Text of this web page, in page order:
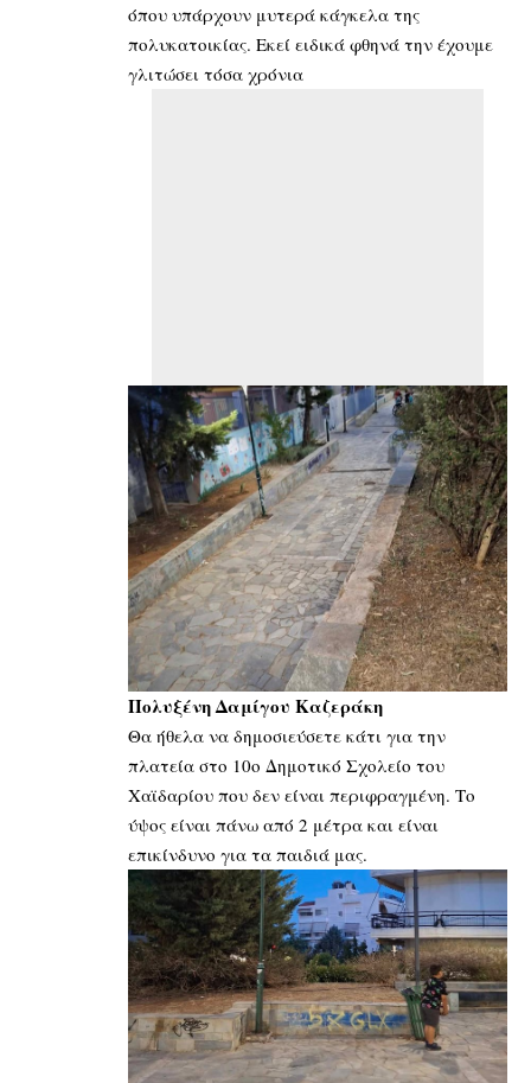
όπου υπάρχουν μυτερά κάγκελα της
πολυκατοικίας. Εκεί ειδικά φθηνά την έχουμε
γλιτώσει τόσα χρόνια
Πολυξένη Δαμίγου Καζεράκη
Θα ήθελα να δημοσιεύσετε κάτι για την
πλατεία στο 10ο Δημοτικό Σχολείο του
Χαϊδαρίου που δεν είναι περιφραγμένη. Το
ύψος είναι πάνω από 2 μέτρα και είναι
επικίνδυνο για τα παιδιά μας.